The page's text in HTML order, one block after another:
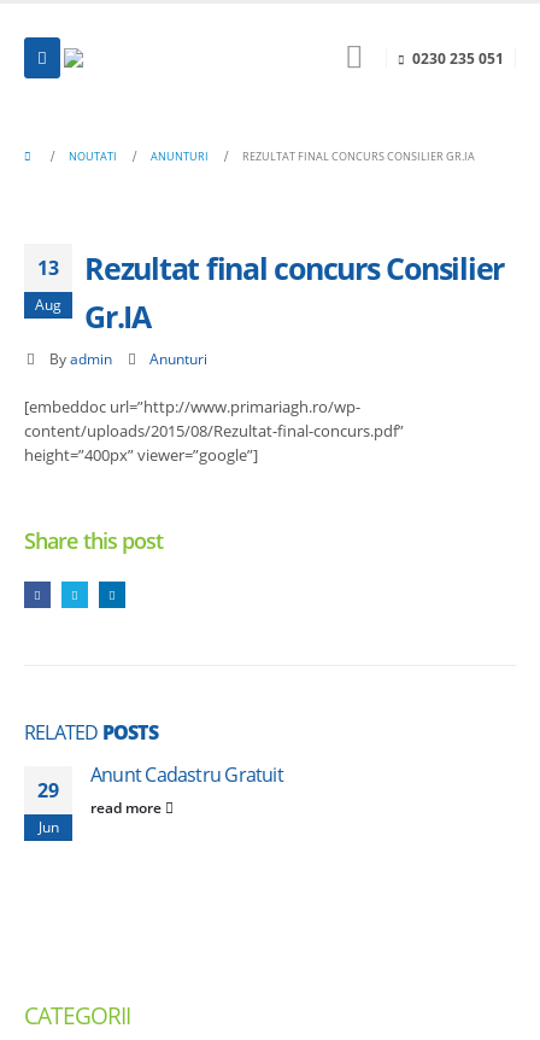
0230 235 051
NOUTATI ANUNTURI REZULTAT FINAL CONCURS CONSILIER GR.IA
13
Aug
Rezultat final concurs Consilier
Gr.IA
By admin Anunturi
[embeddoc url=”http://www.primariagh.ro/wp-
content/uploads/2015/08/Rezultat-final-concurs.pdf”
height=”400px” viewer=”google”]
Share this post
RELATED POSTS
29
Jun
Anunt Cadastru Gratuit
read more
CATEGORII